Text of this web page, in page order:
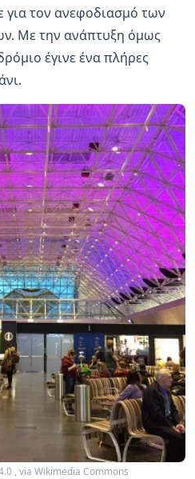
για τον ανεφοδιασμό των
Με την ανάπτυξη όμως
έγινε ένα πλήρες
, via Wikimedia Commons